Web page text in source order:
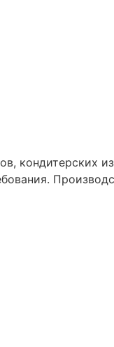
кондитерских